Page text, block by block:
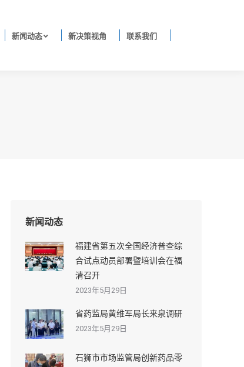
新闻动态 新决策视角 联系我们
新闻动态
福建省第五次全国经济普查综
合试点动员部署暨培训会在福
清召开
2023年5月29日
省药监局黄维军局长来泉调研
2023年5月29日
石狮市市场监管局创新药品零